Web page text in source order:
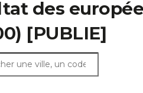
des
[PUBLIE]